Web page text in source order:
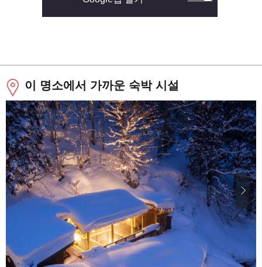
이 명소에서 가까운 숙박 시설